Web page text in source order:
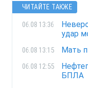
ЧИТАЙТЕ ТАКЖЕ
06.08 13:36
удар
06.08 13:15 Мать
06.08 12:55
БПЛА